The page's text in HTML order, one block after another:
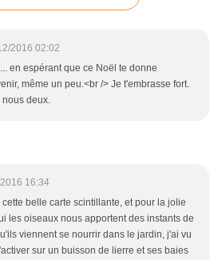
2016 02:02
en espérant que ce Noël te donne
même un peu.<br /> Je t'embrasse fort.
nous deux.
16:34
cette belle carte scintillante, et pour la jolie
les oiseaux nous apportent des instants de
viennent se nourrir dans le jardin, j'ai vu
sur un buisson de lierre et ses baies